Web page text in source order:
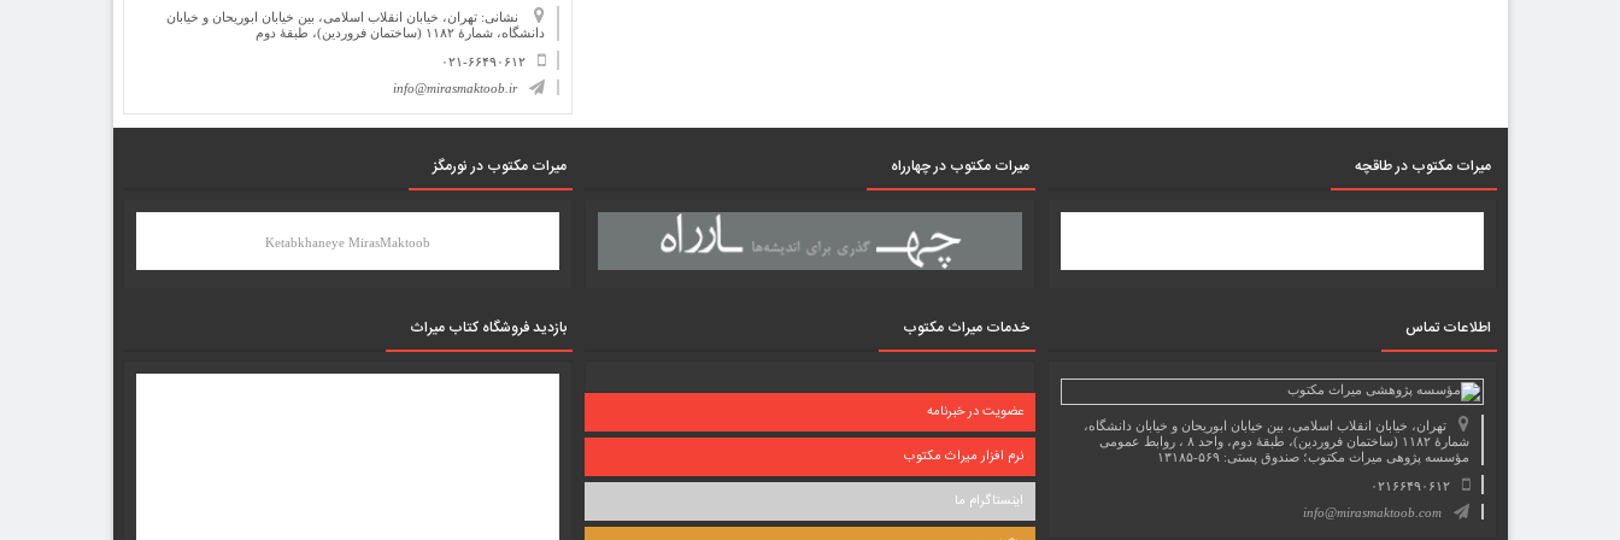
نشانی: تهران، خیابان انقلاب اسلامی، بین خیابان ابوریحان و خیابان
دانشگاه، شمارۀ ۱۱۸۲ (ساختمان فروردین)، طبقۀ دوم
۰۲۱-۶۶۴۹۰۶۱۲
info@mirasmaktoob.ir
میرات مکتوب در طاقچه
اطلاعات تماس
تهران، خیابان انقلاب اسلامی، بین خیابان ابوریحان و خیابان دانشگاه،
شمارۀ ۱۱۸۲ (ساختمان فروردین)، طبقۀ دوم، واحد ۸ ، روابط عمومی
مؤسسه پژوهی میراث مکتوب؛ صندوق پستی: ۵۶۹-۱۳۱۸۵
۰۲۱۶۶۴۹۰۶۱۲
info@mirasmaktoob.com
میرات مکتوب در چهارراه
خدمات میراث مکتوب
عضویت در خبرنامه
نرم افزار میراث مکتوب
اینستاگرام ما
میرات مکتوب در نورمگز
Ketabkhaneye MirasMaktoob
بازدید فروشگاه کتاب میراث